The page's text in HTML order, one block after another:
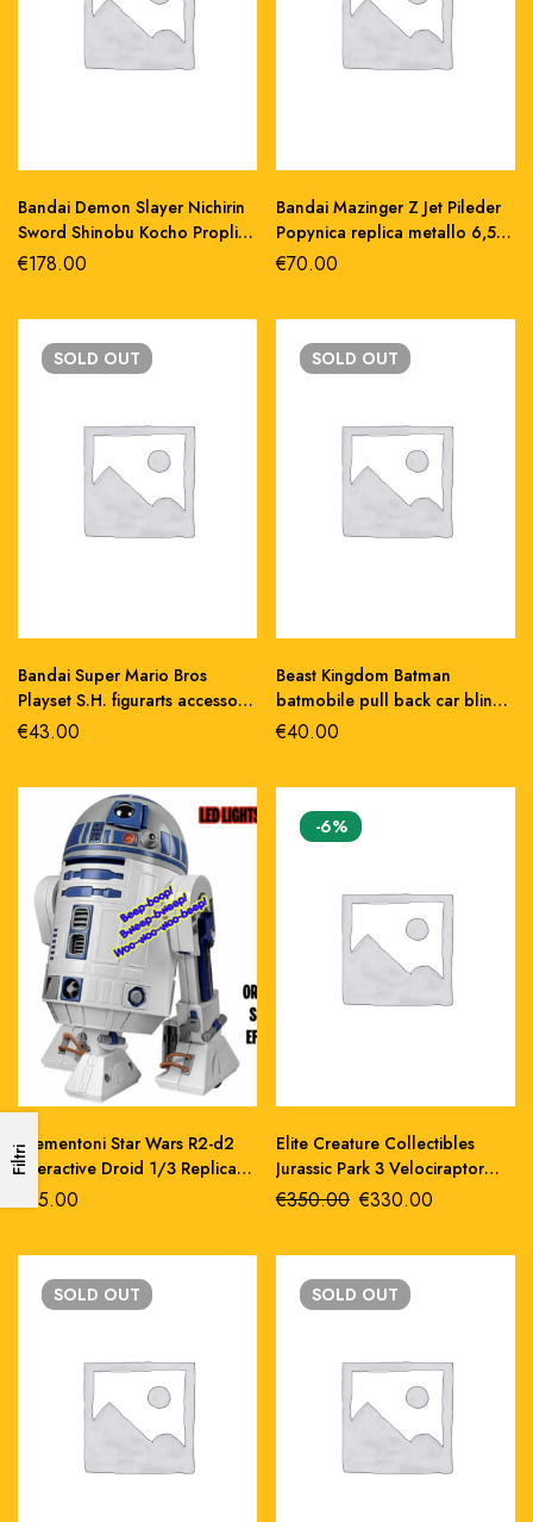
Filtri
Bandai Demon Slayer Nichirin
Sword Shinobu Kocho Proplica
88 cm Abs/pvc
€178.00
Bandai Mazinger Z Jet Pileder
Popynica replica metallo 6,5
cm
€70.00
SOLD OUT
Bandai Super Mario Bros
Playset S.H. figurarts accessori
pvc
€43.00
SOLD OUT
Beast Kingdom Batman
batmobile pull back car blind
box set (6) repliche 5 cm
€40.00
Clementoni Star Wars R2-d2
Interactive Droid 1/3 Replica
31 cm pvc
75.00
-6%
Elite Creature Collectibles
Jurassic Park 3 Velociraptor
Resonating Chamber Prop
€350.00 €330.00
SOLD OUT SOLD OUT